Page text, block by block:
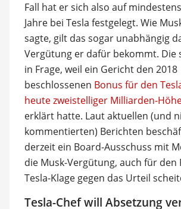
Fall hat er sich also auf
Jahre bei Tesla festgelegt. Wie
sagte, gilt das sogar unabhängig
Vergütung er dafür bekommt. Die
in Frage, weil ein Gericht den 2018
beschlossenen Bonus für den
heute zweistelliger Milliarden-
erklärt hatte. Laut aktuellen (und
kommentierten) Berichten
derzeit ein Board-Ausschuss mit
die Musk-Vergütung, auch für den
Tesla-Klage gegen das Urteil
Tesla-Chef will Absetzung